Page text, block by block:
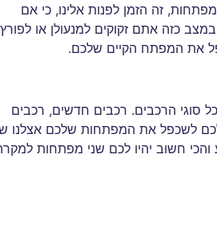
זה הזמן לפנות אלינו, כי אם
כזה אתם זקוקים למנעולן או לפורץ
את המפתח הקיים שלכם.
סוגי הרכבים. רכבים חדשים, רכבים
לכם לשכפל את המפתחות שלכם אצלנו
חשוב יהיו לכם שני מפתחות